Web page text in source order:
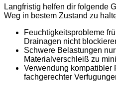
Langfristig helfen dir folgende
Weg in bestem Zustand zu
Feuchtigkeitsprobleme
Drainagen nicht
Schwere Belastungen
Materialverschleiß zu
Verwendung kompatibler
fachgerechter